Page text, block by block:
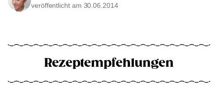
veröffentlicht am 30.06.2014
Rezeptempfehlungen